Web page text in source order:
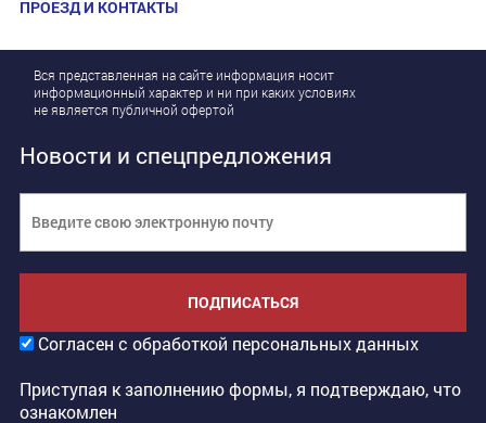
ПРОЕЗД И КОНТАКТЫ
Вся представленная на сайте информация носит
информационный характер и ни при каких условиях
не является публичной офертой
Новости и спецпредложения
ПОДПИСАТЬСЯ
Согласен с обработкой персональных данных
Приступая к заполнению формы, я подтверждаю, что
ознакомлен